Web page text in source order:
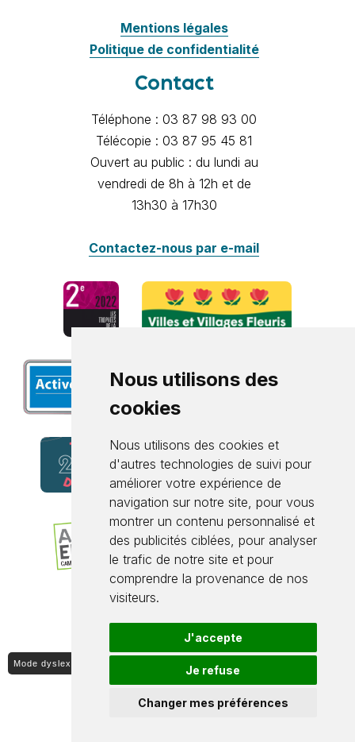
Nous utilisons des
cookies
Nous utilisons des cookies et
d'autres technologies de suivi pour
améliorer votre expérience de
navigation sur notre site, pour vous
montrer un contenu personnalisé et
des publicités ciblées, pour analyser
le trafic de notre site et pour
comprendre la provenance de nos
visiteurs.
J'accepte
Je refuse
Changer mes préférences
Mentions légales
Politique de confidentialité
Contact
Téléphone : 03 87 98 93 00
Télécopie : 03 87 95 45 81
Ouvert au public : du lundi au
vendredi de 8h à 12h et de
13h30 à 17h30
Contactez-nous par e-mail
Mode dyslexique ON / OFF